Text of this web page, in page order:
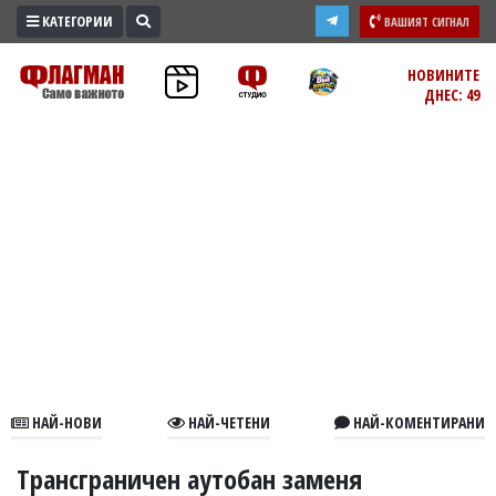
ПРОМО
ЗОНА
В
КАТЕГОРИИ ВАШИЯТ СИГНАЛ
НОВИНИТЕ
ДНЕС: 49
НАЙ-НОВИ НАЙ-ЧЕТЕНИ НАЙ-КОМЕНТИРАНИ
Трансграничен аутобан заменя